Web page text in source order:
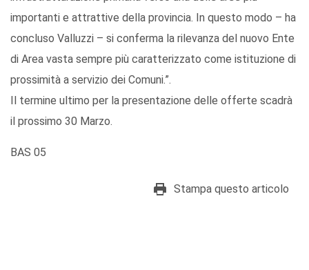
importanti e attrattive della provincia. In questo modo – ha
concluso Valluzzi – si conferma la rilevanza del nuovo Ente
di Area vasta sempre più caratterizzato come istituzione di
prossimità a servizio dei Comuni.”.
Il termine ultimo per la presentazione delle offerte scadrà
il prossimo 30 Marzo.
BAS 05
Stampa questo articolo